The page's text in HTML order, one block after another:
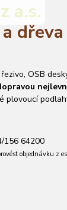
a.s.
OSB
plovoucí
156 64200
objednávku z